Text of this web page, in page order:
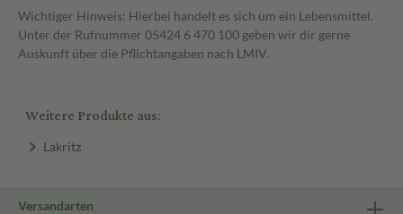
Wichtiger Hinweis: Hierbei handelt es sich um ein Lebensmittel.
Unter der Rufnummer 05424 6 470 100 geben wir dir gerne
Auskunft über die Pflichtangaben nach LMIV.
Weitere Produkte aus:
Lakritz
Versandarten